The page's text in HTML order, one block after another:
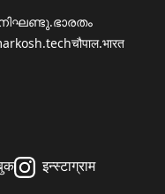
चौपाल.भारत
इन्स्टाग्राम